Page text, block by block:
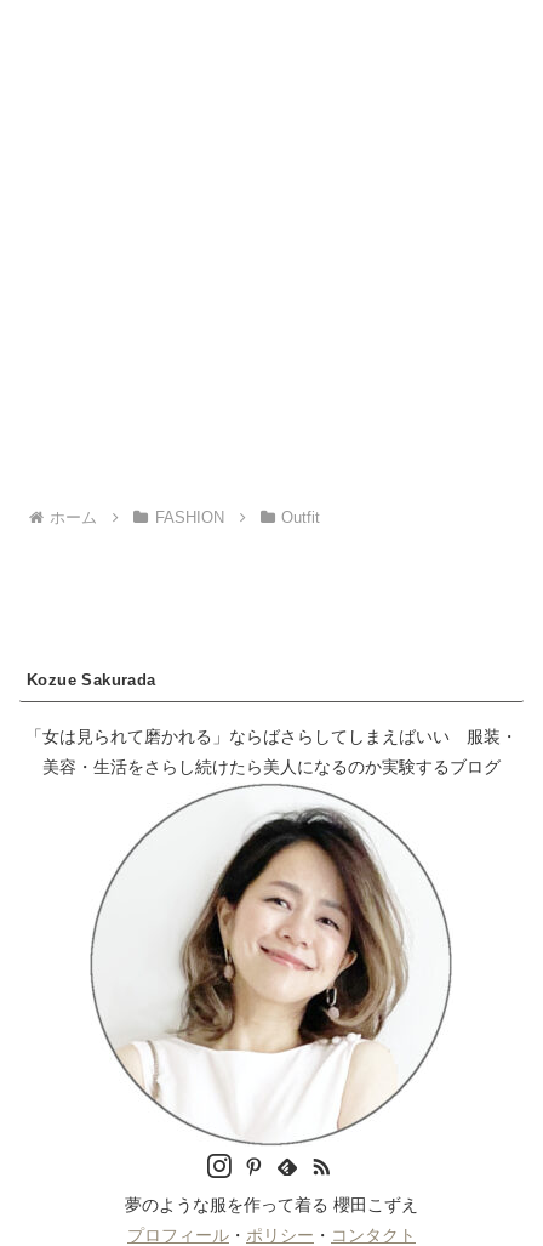
ホーム FASHION Outfit
Kozue Sakurada
「女は見られて磨かれる」ならばさらしてしまえばいい 服装・
美容・生活をさらし続けたら美人になるのか実験するブログ
夢のような服を作って着る 櫻田こずえ
プロフィール ・ ポリシー ・ コンタクト